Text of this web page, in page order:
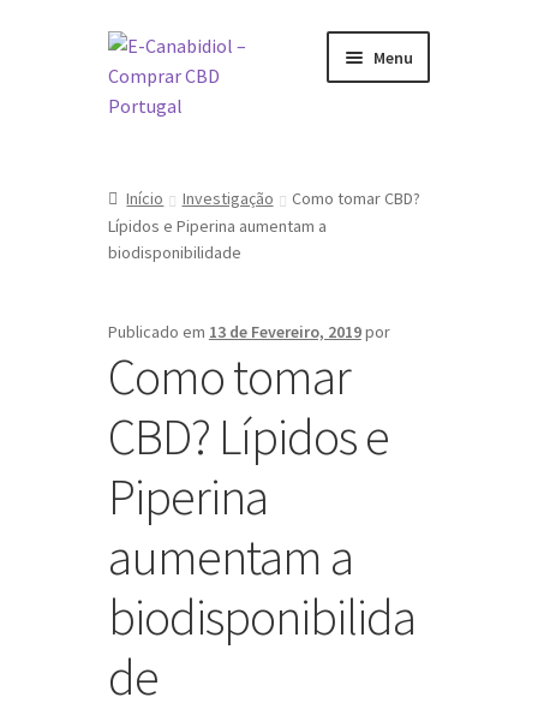
Ir
para
a
Saltar
para
o
Menu
O que é CBD
Sobre nós
Início Investigação
Como tomar CBD?
Lípidos e Piperina aumentam a
biodisponibilidade
Publicado em 13 de Fevereiro, 2019por
Como tomar
CBD? Lípidos e
Piperina
aumentam a
biodisponibilida
de